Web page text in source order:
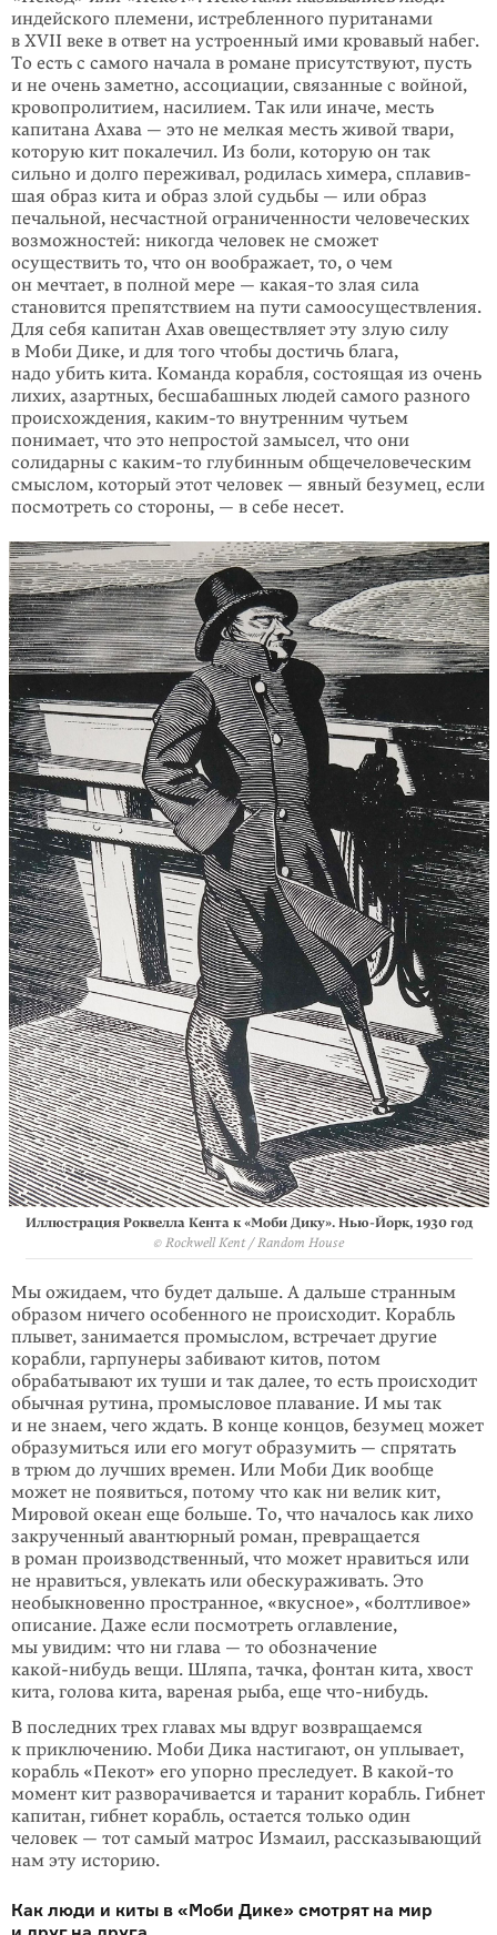
индейского племени, истребленного пуританами
в XVII веке в ответ на устро­енный ими кровавый набег.
То есть с самого начала в романе присутствуют, пусть
и не очень заметно, ассоциации, связанные с войной,
кровопролитием, насилием. Так или иначе, месть
капитана Ахава — это не мелкая месть живой твари,
которую кит покалечил. Из боли, которую он так
сильно и долго переживал, родилась химера, сплавив­
шая образ кита и образ злой судьбы — или образ
печальной, несчастной ограниченности человеческих
возможностей: никогда человек не сможет
осуществить то, что он воображает, то, о чем
он мечтает, в полной мере — какая-то злая сила
становится препятствием на пути самоосуществления.
Для себя капитан Ахав овеществляет эту злую силу
в Моби Дике, и для того чтобы достичь блага,
надо убить кита. Команда корабля, состоящая из очень
лихих, азартных, бесшабашных людей самого разного
происхождения, каким-то внутренним чутьем
понимает, что это непростой замысел, что они
солидарны с каким-то глубинным общечелове­ческим
смыслом, который этот человек — явный безумец, если
посмотреть со стороны, — в себе несет.
Иллюстрация Роквелла Кента к «Моби Дику». Нью-Йорк, 1930 год
© Rockwell Kent / Random House
Мы ожидаем, что будет дальше. А дальше странным
образом ничего особенного не происходит. Корабль
плывет, занимается промыслом, встречает другие
корабли, гарпунеры забивают китов, потом
обрабатывают их туши и так далее, то есть происходит
обычная рутина, промысловое плавание. И мы так
и не знаем, чего ждать. В конце концов, безумец может
образумиться или его могут образу­мить — спрятать
в трюм до лучших времен. Или Моби Дик вообще
может не появиться, потому что как ни велик кит,
Мировой океан еще больше. То, что началось как лихо
закрученный авантюрный роман, превра­щается
в роман производственный, что может нравиться или
не нравиться, увлекать или обескураживать. Это
необыкно­венно пространное, «вкусное», «болтливое»
описание. Даже если посмотреть оглавление,
мы увидим: что ни глава — то обозначение
какой-нибудь вещи. Шляпа, тачка, фонтан кита, хвост
кита, голова кита, вареная рыба, еще что-нибудь.
В последних трех главах мы вдруг возвращаемся
к приключению. Моби Дика настигают, он уплывает,
корабль «Пекот» его упорно преследует. В какой-то
момент кит разворачивается и таранит корабль. Гибнет
капитан, гибнет корабль, остается только один
человек — тот самый матрос Измаил, рассказывающий
нам эту историю.
Как люди и киты в «Моби Дике» смотрят на мир